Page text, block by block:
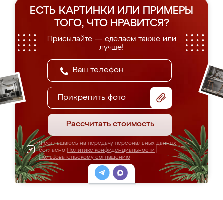
ЕСТЬ КАРТИНКИ ИЛИ ПРИМЕРЫ
ТОГО, ЧТО НРАВИТСЯ?
Присылайте — сделаем также или
лучше!
Прикрепить фото
Рассчитать стоимость
Я соглашаюсь на передачу персональных данных
согласно Политике конфиденциальности
Пользовательскому соглашению